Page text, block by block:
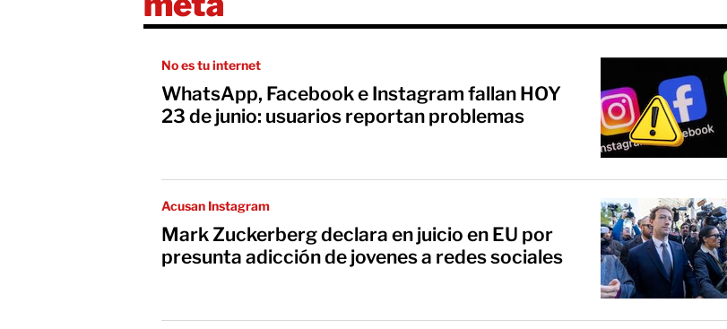
No es tu internet
WhatsApp, Facebook e Instagram fallan HOY
23 de junio: usuarios reportan problemas
Acusan Instagram
Mark Zuckerberg declara en juicio en EU por
presunta adicción de jovenes a redes sociales